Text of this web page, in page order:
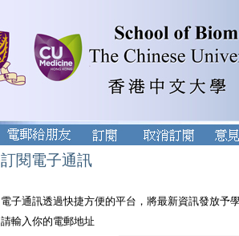
訂閱電子通訊
電子通訊透過快捷方便的平台，將最新資訊發放予
請輸入你的電郵地址